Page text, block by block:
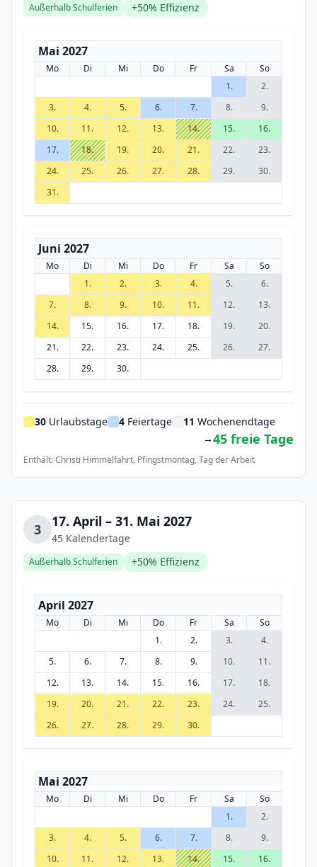
Außerhalb Schulferien +50% Effizienz
Mai 2027
Mo Di Mi Do Fr Sa
So
1.
2.
3.
4. 5. 6. 7. 8.
9.
10.
11. 12. 13. 14. 15.
16.
17.
18. 19. 20. 21. 22.
23.
24.
25. 26. 27. 28. 29.
30.
31.
Juni 2027
Mo Di Mi Do Fr Sa
So
1.
2. 3. 4. 5.
6.
7.
8. 9. 10. 11. 12.
13.
14.
15. 16. 17. 18. 19.
20.
21.
22. 23. 24. 25. 26.
27.
28.
29. 30.
30 Urlaubstage 4 Feiertage 11 Wochenendtage
→45 freie Tage
Enthält: Christi Himmelfahrt, Pfingstmontag, Tag der Arbeit
3 17. April – 31. Mai 2027
45 Kalendertage
Außerhalb Schulferien +50% Effizienz
April 2027
Mo Di Mi Do Fr Sa
So
1.
2. 3.
4.
5.
6. 7. 8. 9. 10.
11.
12.
13. 14. 15. 16. 17.
18.
19.
20. 21. 22. 23. 24.
25.
26.
27. 28. 29. 30.
Mai 2027
Mo Di Mi Do Fr Sa
So
1.
2.
3.
4. 5. 6. 7. 8.
9.
10.
11. 12. 13. 14. 15. 16.